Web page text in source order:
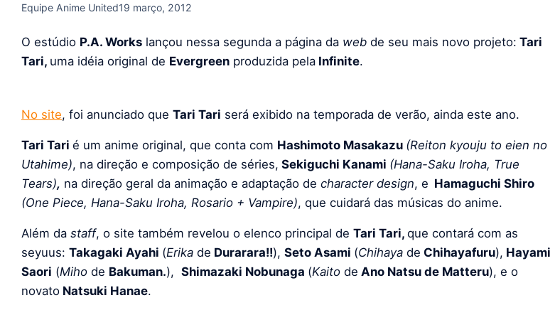
Equipe Anime United19 março, 2012
O estúdio P.A. Works lançou nessa segunda a página da web de seu mais novo projeto: Tari
Tari, uma idéia original de Evergreen produzida pela Infinite.
No site, foi anunciado que Tari Tari será exibido na temporada de verão, ainda este ano.
Tari Tari é um anime original, que conta com Hashimoto Masakazu (Reiton kyouju to eien no
Utahime), na direção e composição de séries, Sekiguchi Kanami (Hana-Saku Iroha, True
Tears), na direção geral da animação e adaptação de character design, e Hamaguchi Shiro
(One Piece, Hana-Saku Iroha, Rosario + Vampire), que cuidará das músicas do anime.
Além da staff, o site também revelou o elenco principal de Tari Tari, que contará com as
seyuus: Takagaki Ayahi (Erika de Durarara!!), Seto Asami (Chihaya de Chihayafuru), Hayami
Saori (Miho de Bakuman.), Shimazaki Nobunaga (Kaito de Ano Natsu de Matteru), e o
novato Natsuki Hanae.